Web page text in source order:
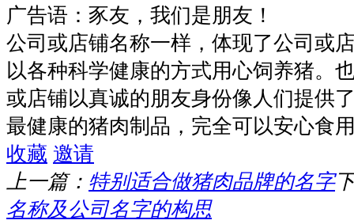
广告语：豕友，我们是朋友！
公司或店铺名称一样，体现了公司或
以各种科学健康的方式用心饲养猪。
或店铺以真诚的朋友身份像人们提供
最健康的猪肉制品，完全可以安心食
收藏 邀请
上一篇： 特别适合做猪肉品牌的名字
名称及公司名字的构思